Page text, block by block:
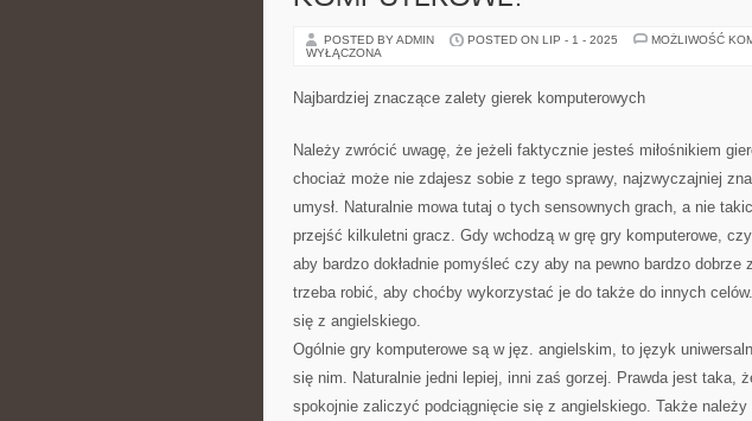
POSTED BY ADMIN POSTED ON LIP - 1 - 2025 MOŻLIWOŚĆ
WYŁĄCZONA
Najbardziej znaczące zalety gierek komputerowych
Należy zwrócić uwagę, że jeżeli faktycznie jesteś miłośnikiem
chociaż może nie zdajesz sobie z tego sprawy, najzwyczajniej
umysł. Naturalnie mowa tutaj o tych sensownych grach, a nie
przejść kilkuletni gracz. Gdy wchodzą w grę gry komputerowe,
aby bardzo dokładnie pomyśleć czy aby na pewno bardzo dobrze
trzeba robić, aby choćby wykorzystać je do także do innych
się z angielskiego.
Ogólnie gry komputerowe są w jęz. angielskim, to język
się nim. Naturalnie jedni lepiej, inni zaś gorzej. Prawda jest taka,
spokojnie zaliczyć podciągnięcie się z angielskiego. Także